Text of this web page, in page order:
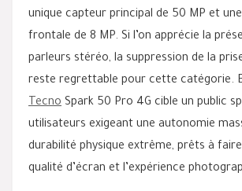
unique capteur principal de 50 MP et
frontale de 8 MP. Si l’on apprécie la
parleurs stéréo, la suppression de la
reste regrettable pour cette catégorie.
Tecno Spark 50 Pro 4G cible un public
utilisateurs exigeant une autonomie
durabilité physique extrême, prêts à faire
qualité d’écran et l’expérience